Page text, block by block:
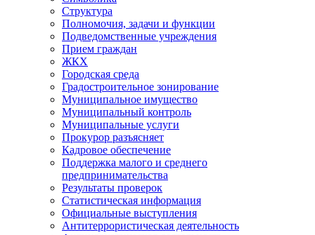
Структура
Полномочия, задачи и функции
Подведомственные учреждения
Прием граждан
ЖКХ
Городская среда
Градостроительное зонирование
Муниципальное имущество
Муниципальный контроль
Муниципальные услуги
Прокурор разъясняет
Кадровое обеспечение
Поддержка малого и среднего
предпринимательства
Результаты проверок
Статистическая информация
Официальные выступления
Антитеррористическая деятельность